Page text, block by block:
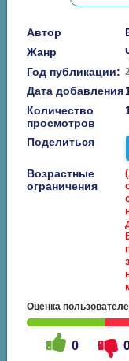
Автор
Жанр
Год публикации:
Дата добавления
Количество
просмотров
Поделиться
Возрастные
ограничения
Оценка
0